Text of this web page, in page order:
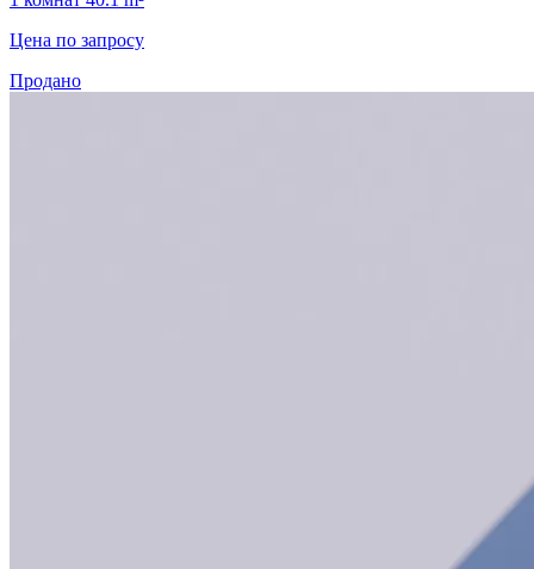
Цена по запросу
Продано